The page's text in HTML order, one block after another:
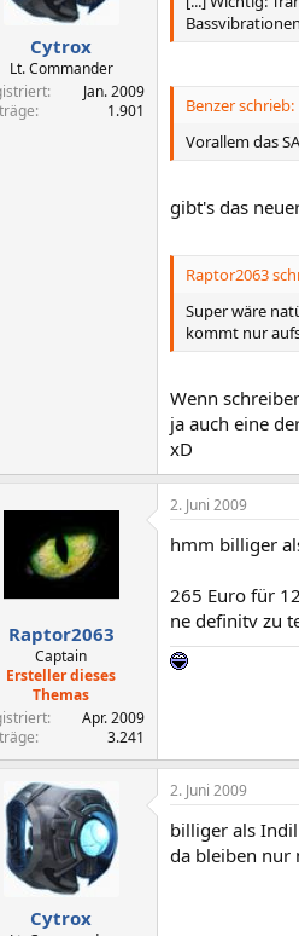
Cytrox
Lt. Commander
Jan. 2009
1.901
Benzer schrieb:
Vorallem das
gibt's das
Raptor2063
Super wäre
kommt nur
Wenn
ja auch eine
xD
Raptor2063
Captain
Ersteller dieses
Themas
Apr. 2009
3.241
2. Juni 2009
hmm billiger
265 Euro für
ne definitv zu
Cytrox
2. Juni 2009
billiger als
da bleiben nur